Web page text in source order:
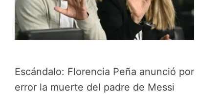
Escándalo: Florencia Peña anunció por
error la muerte del padre de Messi